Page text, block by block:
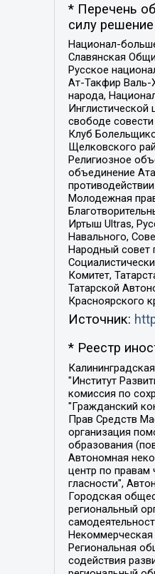
* Перечень
силу
Национал-
Славянская
Русское
Ат-Такфир Валь-
народа,
свободе
Клуб
Щелковского
Религиозное
объединение
Молодежная
Иртыш Ultras,
Навального,
Народный совет
Комитет,
Татарской
Красноярского
Источник:
* Реестр
Калининградская региональная общественная организация "Экозащита!-Женсовет", Фонд содействия защите прав и свобод граждан "Общественный вердикт", Фонд "Институт Развития Свободы Информации", Частное учреждение "Информационное агентство МЕМО. РУ", Региональная общественная организация "Общественная комиссия по сохранению наследия академика Сахарова", Фонд поддержки свободы прессы, Санкт-Петербургская общественная правозащитная организация "Гражданский контроль", Межрегиональная общественная организация "Информационно-просветительский центр "Мемориал", Региональный Фонд "Центр Защиты Прав Средств Массовой Информации", с 05.12.2023 Фонд "Центр Защиты Прав Средств массовой информации", Региональная общественная благотворительная организация помощи беженцам и мигрантам "Гражданское содействие", Негосударственное образовательное учреждение дополнительного профессионального образования (повышение квалификации) специалистов "АКАДЕМИЯ ПО ПРАВАМ ЧЕЛОВЕКА", Свердловская